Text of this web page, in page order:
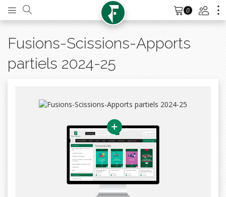
0
Fusions-Scissions-Apports
partiels 2024-25